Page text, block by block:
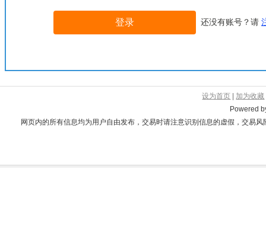
还没有账号？请
设为首页 加为收藏
Powered
网页内的所有信息均为用户自由发布，交易时请注意识别信息的虚假，交易